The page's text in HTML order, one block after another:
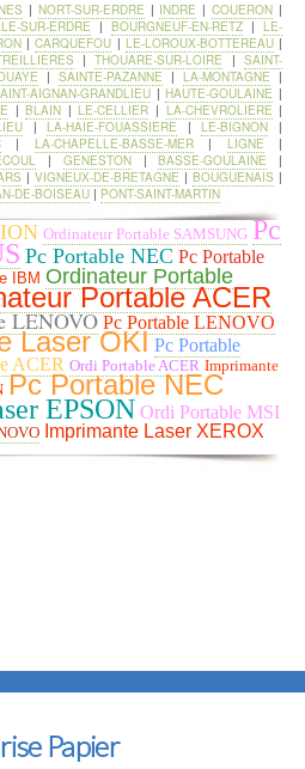
| NORT-SUR-ERDRE | INDRE |COUERON |
SUR-ERDRE | BOURGNEUF-EN-RETZ | LE-
|CARQUEFOU | LE-LOROUX-BOTTEREAU|
|THOUARE-SUR-LOIRE |SAINT-
| SAINTE-PAZANNE | LA-MONTAGNE |
AIGNAN-GRANDLIEU | HAUTE-GOULAINE |
|BLAIN |LE-CELLIER | LA-CHEVROLIERE |
|LA-HAIE-FOUASSIERE |LE-BIGNON |
| LA-CHAPELLE-BASSE-MER| LIGNE |
| GENESTON|BASSE-GOULAINE |
| VIGNEUX-DE-BRETAGNE | BOUGUENAIS |
DE-BOISEAU | PONT-SAINT-MARTIN
Ordinateur Portable SAMSUNG Pc
Pc Portable NEC Pc Portable
IBM Ordinateur Portable
Portable ACER
LENOVO Pc Portable LENOVO
Laser OKI Pc Portable
ACER Ordi Portable ACER Imprimante
Pc Portable NEC
EPSON Ordi Portable MSI
Imprimante Laser XEROX
Papier